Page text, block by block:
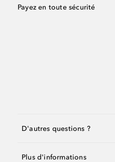
Payez en toute sécurité
D'autres questions ?
Plus d'informations